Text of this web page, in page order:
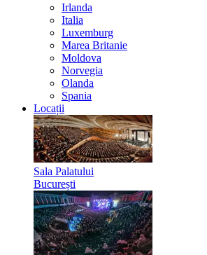
Irlanda
Italia
Luxemburg
Marea Britanie
Moldova
Norvegia
Olanda
Spania
Locații
Sala Palatului
București